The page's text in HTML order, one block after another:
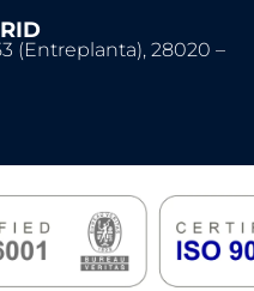
(Entreplanta), 28020 –